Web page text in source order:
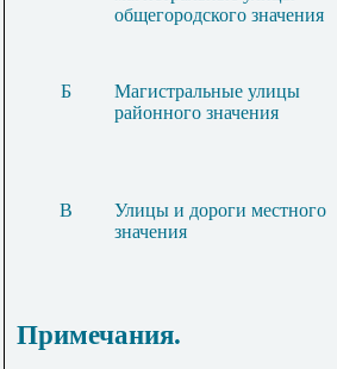
общегородского значения
Б
Магистральные улицы
районного значения
В
Улицы и дороги местного
значения
Примечания.